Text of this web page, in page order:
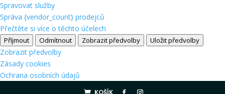
Spravovat služby
Správa {vendor_count} prodejců
Přečtěte si více o těchto účelech
Příjmout Odmítnout Zobrazit předvolby Uložit předvolby
Zobrazit předvolby
Zásady cookies
Ochrana osobních údajů
 KOŠÍK